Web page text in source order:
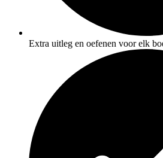
Extra uitleg en oefenen voor elk